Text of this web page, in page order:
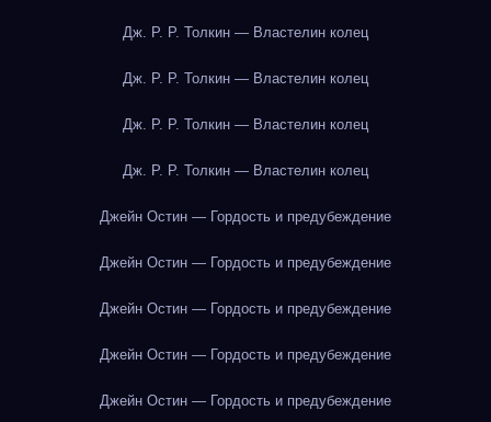
Дж. Р. Р. Толкин — Властелин колец
Дж. Р. Р. Толкин — Властелин колец
Дж. Р. Р. Толкин — Властелин колец
Дж. Р. Р. Толкин — Властелин колец
Джейн Остин — Гордость и предубеждение
Джейн Остин — Гордость и предубеждение
Джейн Остин — Гордость и предубеждение
Джейн Остин — Гордость и предубеждение
Джейн Остин — Гордость и предубеждение